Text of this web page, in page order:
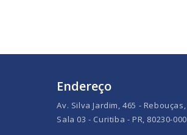
Endereço
Av. Silva Jardim, 465 - Rebouças,
Sala 03 - Curitiba - PR, 80230-000